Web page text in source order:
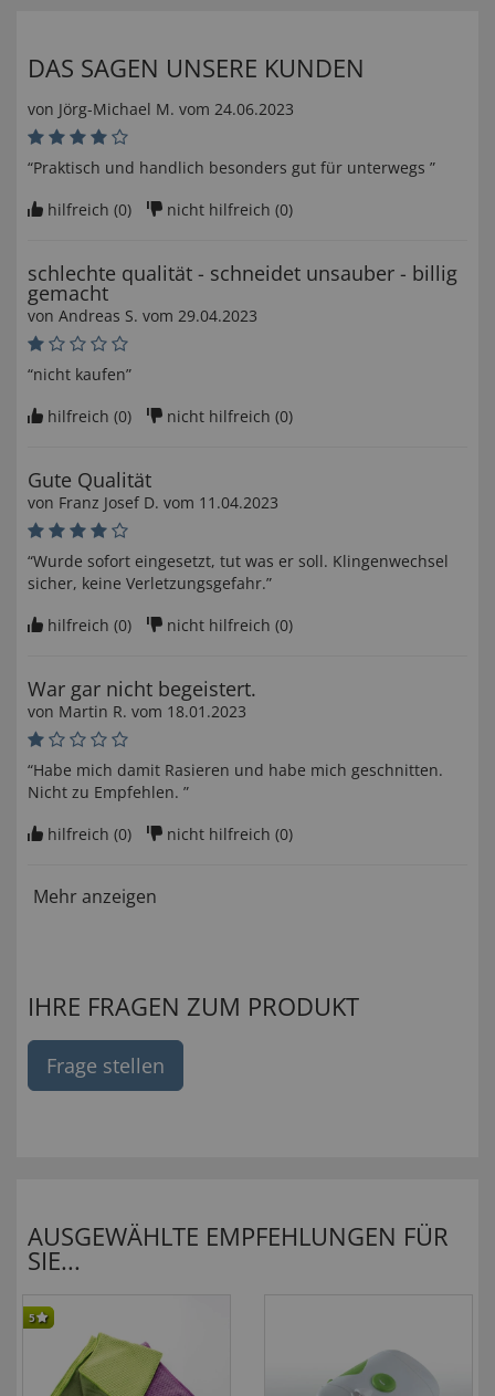
DAS SAGEN UNSERE KUNDEN
von Jörg-Michael M. vom 24.06.2023
“Praktisch und handlich besonders gut für unterwegs ”
hilfreich (0) nicht hilfreich (0)
schlechte qualität - schneidet unsauber - billig
gemacht
von Andreas S. vom 29.04.2023
“nicht kaufen”
hilfreich (0) nicht hilfreich (0)
Gute Qualität
von Franz Josef D. vom 11.04.2023
“Wurde sofort eingesetzt, tut was er soll. Klingenwechsel
sicher, keine Verletzungsgefahr.”
hilfreich (0) nicht hilfreich (0)
War gar nicht begeistert.
von Martin R. vom 18.01.2023
“Habe mich damit Rasieren und habe mich geschnitten.
Nicht zu Empfehlen. ”
hilfreich (0) nicht hilfreich (0)
Mehr anzeigen
IHRE FRAGEN ZUM PRODUKT
Frage stellen
AUSGEWÄHLTE EMPFEHLUNGEN FÜR
SIE...
5